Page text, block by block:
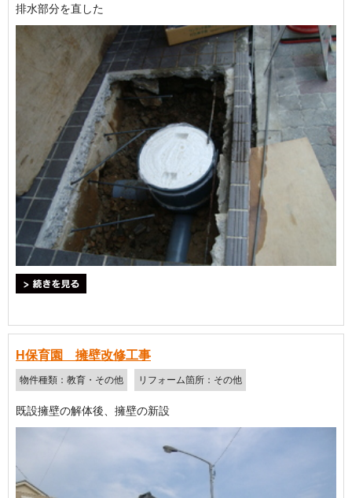
排水部分を直した
H保育園 擁壁改修工事
物件種類：教育・その他 リフォーム箇所：その他
既設擁壁の解体後、擁壁の新設